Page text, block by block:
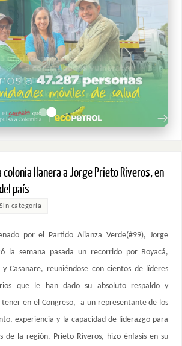
colonia llanera a Jorge Prieto Riveros, en
país
Sin categoría
por el Partido Alianza Verde(#99), Jorge
la semana pasada un recorrido por Boyacá,
Casanare, reuniéndose con cientos de líderes
que le han dado su absoluto respaldo y
en el Congreso, a un representante de los
experiencia y la capacidad de liderazgo para
de la región. Prieto Riveros, hizo énfasis en su